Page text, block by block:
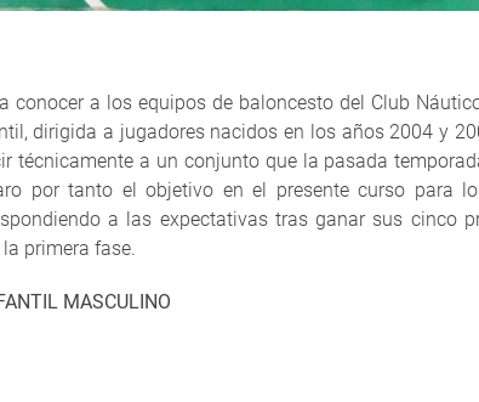
conocer a los equipos de baloncesto del Club
dirigida a jugadores nacidos en los años 2004 y
técnicamente a un conjunto que la pasada
por tanto el objetivo en el presente curso para
a las expectativas tras ganar sus cinco
primera fase.
MASCULINO